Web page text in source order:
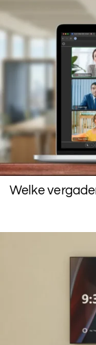
Welke